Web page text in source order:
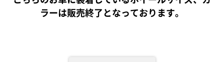
ラーは販売終了となっております。